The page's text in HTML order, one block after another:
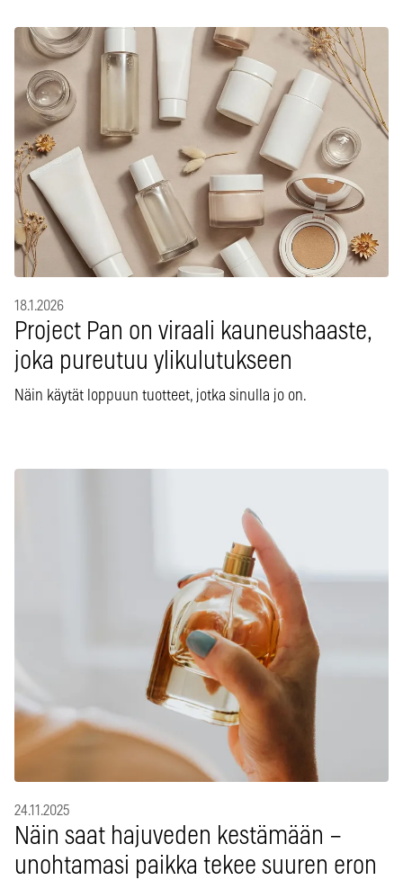
18.1.2026
Project Pan on viraali kauneushaaste,
joka pureutuu ylikulutukseen
Näin käytät loppuun tuotteet, jotka sinulla jo on.
24.11.2025
Näin saat hajuveden kestämään –
unohtamasi paikka tekee suuren eron